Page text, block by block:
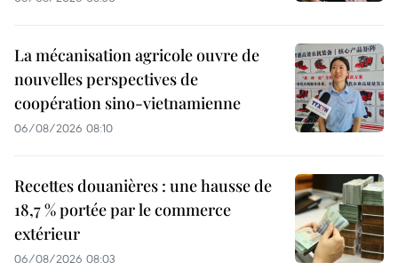
La mécanisation agricole ouvre de
nouvelles perspectives de
coopération sino-vietnamienne
06/08/2026 08:10
Recettes douanières : une hausse de
18,7 % portée par le commerce
extérieur
06/08/2026 08:03